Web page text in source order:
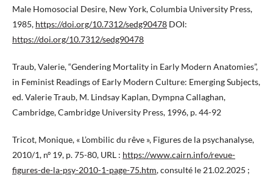
Male Homosocial Desire, New York, Columbia University Press,
1985, https://doi.org/10.7312/sedg90478 DOI:
https://doi.org/10.7312/sedg90478
Traub, Valerie, “Gendering Mortality in Early Modern Anatomies”,
in Feminist Readings of Early Modern Culture: Emerging Subjects,
ed. Valerie Traub, M. Lindsay Kaplan, Dympna Callaghan,
Cambridge, Cambridge University Press, 1996, p. 44-92
Tricot, Monique, « L’ombilic du rêve », Figures de la psychanalyse,
2010/1, nº 19, p. 75-80, URL : https://www.cairn.info/revue-
figures-de-la-psy-2010-1-page-75.htm, consulté le 21.02.2025 ;